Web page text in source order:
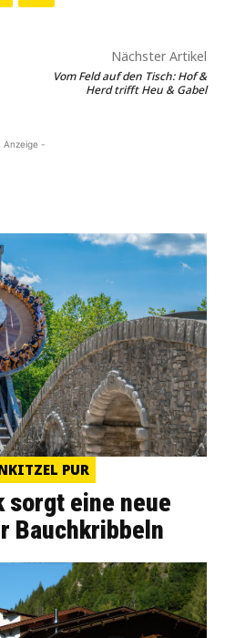
Nächster Artikel
Vom Feld auf den Tisch: Hof &
Herd trifft Heu & Gabel
Anzeige -
PUR
sorgt eine neue
Bauchkribbeln